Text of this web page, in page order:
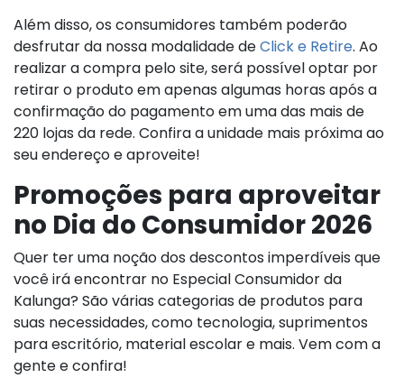
Além disso, os consumidores também poderão
desfrutar da nossa modalidade deClick e Retire. Ao
realizar a compra pelo site, será possível optar por
retirar o produto em apenas algumas horas após a
confirmação do pagamento em uma das mais de
220 lojas da rede. Confira a unidade mais próxima ao
seu endereço e aproveite!
Promoções para aproveitar
no Dia do Consumidor 2026
Quer ter uma noção dos descontos imperdíveis que
você irá encontrar no Especial Consumidor da
Kalunga? São várias categorias de produtos para
suas necessidades, como tecnologia, suprimentos
para escritório, material escolar e mais. Vem com a
gente e confira!